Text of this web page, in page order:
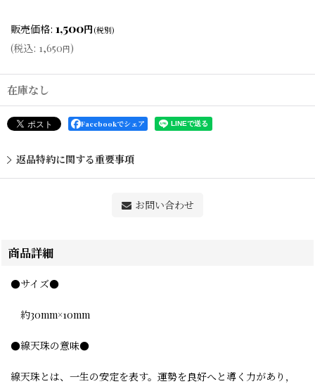
販売価格: 1,500円(税別)
(税込: 1,650円)
在庫なし
Facebookでシェア
返品特約に関する重要事項
お問い合わせ
商品詳細
●サイズ●
約30mm×10mm
●線天珠の意味●
線天珠とは、一生の安定を表す。運勢を良好へと導く力があり，